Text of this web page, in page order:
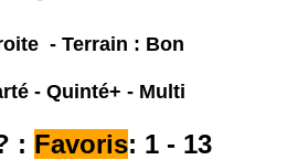
- Terrain : Bon
- Quinté+ - Multi
: Favoris: 1 - 13